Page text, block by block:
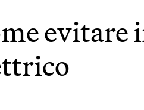
evitare